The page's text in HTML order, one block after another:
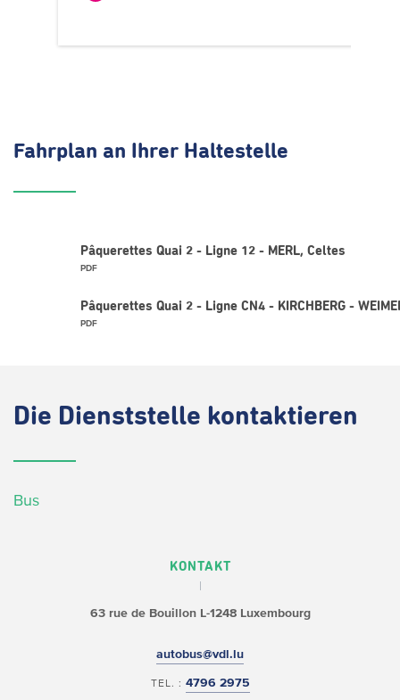
Fahrplan an Ihrer Haltestelle
Pâquerettes Quai 2 - Ligne 12 - MERL, Celtes
PDF
Pâquerettes Quai 2 - Ligne CN4 - KIRCHBERG -
PDF
Die Dienststelle kontaktieren
Bus
KONTAKT
63 rue de BouillonL-1248 Luxembourg
autobus@vdl.lu
TEL. : 4796 2975